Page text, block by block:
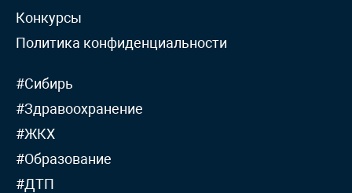
Конкурсы
Политика конфиденциальности
#Сибирь
#Здравоохранение
#ЖКХ
#Образование
#ДТП